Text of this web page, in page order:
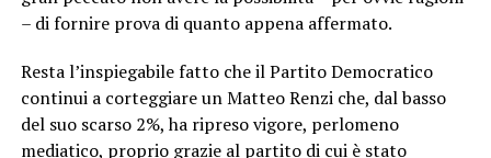
– di fornire prova di quanto appena affermato.
Resta l’inspiegabile fatto che il Partito Democratico
continui a corteggiare un Matteo Renzi che, dal basso
del suo scarso 2%, ha ripreso vigore, perlomeno
mediatico, proprio grazie al partito di cui è stato